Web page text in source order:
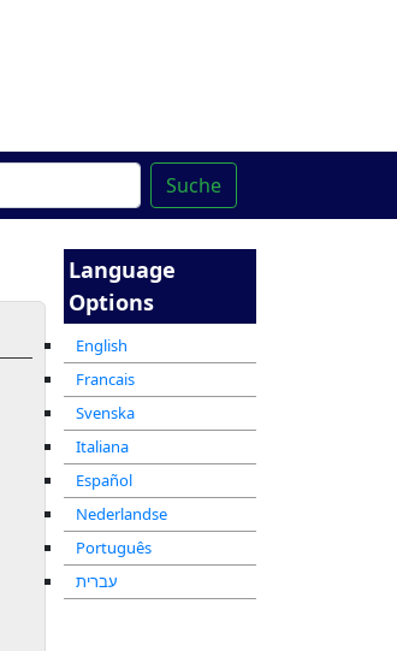
Suche
Language
Options
English
Francais
Svenska
Italiana
Español
Nederlandse
Português
עברית